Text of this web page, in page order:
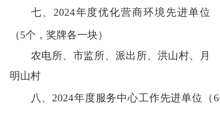
七、 2024年度优化营商环境先进单位
（5个，奖牌各一块）
农电所、市监所、派出所、洪山村、月
明山村
八、 2024年度服务中心工作先进单位（